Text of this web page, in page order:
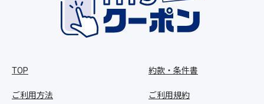
TOP
ご利用方法
約款・条件書
ご利用規約